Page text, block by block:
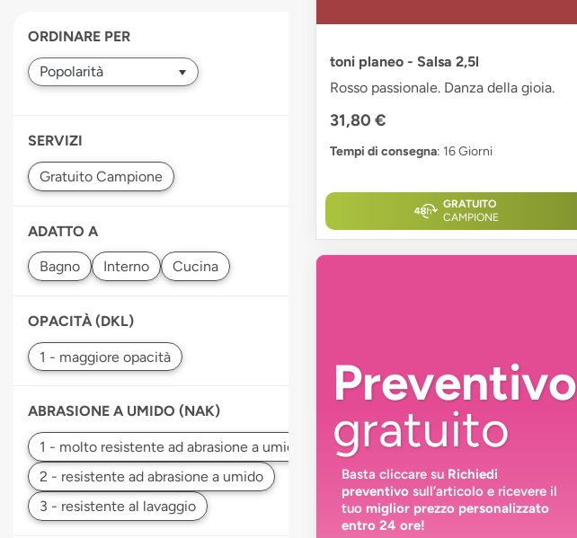
gestures.
ORDINARE PER
SERVIZI
ADATTO A
OPACITÀ (DKL)
ABRASIONE A UMIDO (NAK)
toni planeo - Salsa 2,5l
Rosso passionale. Danza della gioia.
31,80 €
Tempi di consegna: 16 Giorni
GRATUITO
CAMPIONE
Preventivo
gratuito
Basta cliccare su Richiedi
preventivo sull’articolo e ricevere il
tuomiglior prezzo personalizzato
entro 24 ore!